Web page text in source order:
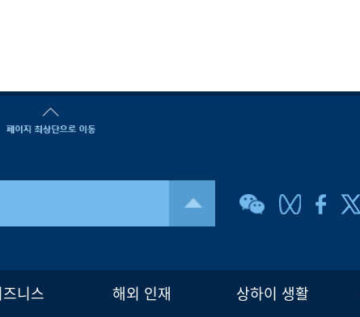
즈니스 해외 인재 상하이 생활